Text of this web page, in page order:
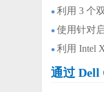
●利用 3 个
●使用针对
●利用 Intel
通过 Dell